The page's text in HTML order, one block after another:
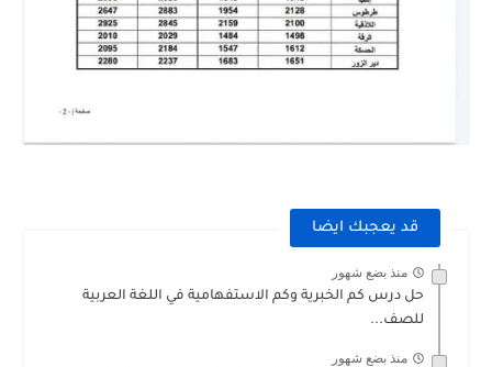
قد يعجبك ايضا
منذ بضع شهور
حل درس كم الخبرية وكم الاستفهامية في اللغة العربية
للصف...
منذ بضع شهور